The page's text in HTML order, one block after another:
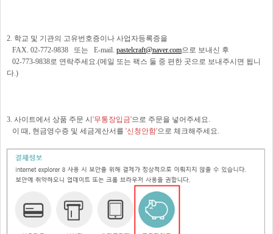
2. 학교 및 기관의 고유번호증이나 사업자등록증을
FAX. 02-772-9838 또는 E-mail. pastelcraft@naver.com으로 보내신 후
02-773-9838로 연락주세요.(메일 또는 팩스 둘 중 편한 곳으로 보내주시면 됩니
다.)
3. 사이트에서 상품 주문 시 '무통장입금'으로 주문을 넣어주세요.
이 때, 현금영수증 및 세금계산서를 '신청안함'으로 체크해주세요.